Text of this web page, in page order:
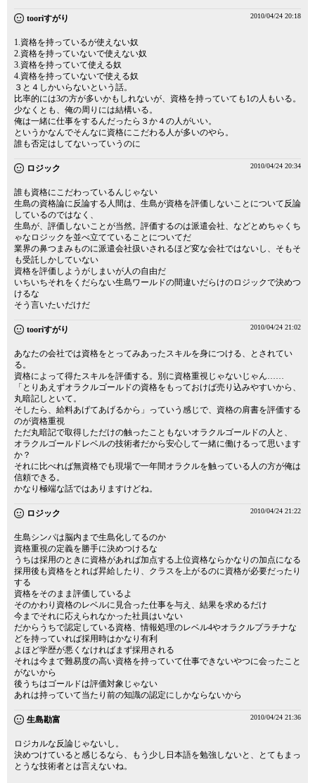
tooriすがり 2010/04/24 20:18
1.資格を持っているが使えない奴
2.資格を持っていないで使えない奴
3.資格を持っていて使える奴
4.資格を持っていないで使える奴
３と４しかいらないという話。
比率的には3の方が多いかもしれないが、資格を持っていても1の人もいる。
少なくとも、俺の周りには結構いる。
俺は一緒に仕事をするんだったら３か４の人がいい。
というかなんでそんなに資格にこだわる人が多いのやら。
誰も否定はしてないっていうのに
ロジック 2010/04/24 20:34
誰も資格にこだわっているんじゃない
生島の資格論に反論する人間は、生島が資格を評価しないことについて反論
しているのではなく、
生島が、評価しないことが当然。評価するのは派遣会社、などとめちゃくち
ゃなロジックを並べ立てていることについてだ
業界の鼻つまみものに派遣会社扱いされるほど変な会社ではないし、そもそ
も受託しかしていない
資格を評価しようがしまいが人の自由だ
いちいちそれをくだらない生島ワールドの間違いだらけのロジックで決めつ
けるな
そう言いたいだけだ
tooriすがり 2010/04/24 21:02
あなたの会社では資格をとってみあったスキルを身につける、とされてい
る。
資格によって得たスキルを評価する。別に資格重視じゃないじゃん……
「とりあえずオラクルゴールドの資格をもっておけば売り込みやすいから、
丸暗記しといて。
そしたら、給料あげてあげるから」っていう感じで、資格の肩書を評価する
のが資格重視
ただ丸暗記で取得しただけの触ったこともないオラクルゴールドの人と、
オラクルゴールドレベルの技術者だから安心して一緒に働けるって思います
か？
それに比べれば無資格でも現場で一年間オラクルを触っている人の方が俺は
信頼できる。
かなり極端な話ではありますけどね。
ロジック 2010/04/24 21:22
生島シンパは脳内まで生島化してるのか
資格重視の定義を勝手に決めつけるな
うちは採用のときに資格があれば加点する上位資格ならかなりの加点になる
採用後も資格をとれば昇給したり、クラスを上がるのに資格が必要だったり
する
資格をそのまま評価しているよ
そのかわり資格のレベルに見合った仕事を与え、結果を求めるだけ
今までそれに応えられなかった社員はいない
だからうちで認定している資格、情報処理のレベル4やオラクルプラチナな
どを持っていれば採用時はかなり有利
よほど学歴が悪くなければまず採用される
それは今まで難易度の高い資格を持っていて仕事できないやつに会ったこと
がないから
後うちはゴールドは評価対象じゃない
あれは持っていて当たり前の知識の認定にしかならないから
生島勘富 2010/04/24 21:36
ロジカルな反論じゃないし。
決めつけていると感じるなら、もう少し日本語を勉強しないと、とてもまっ
とうな技術者とは言えないね。